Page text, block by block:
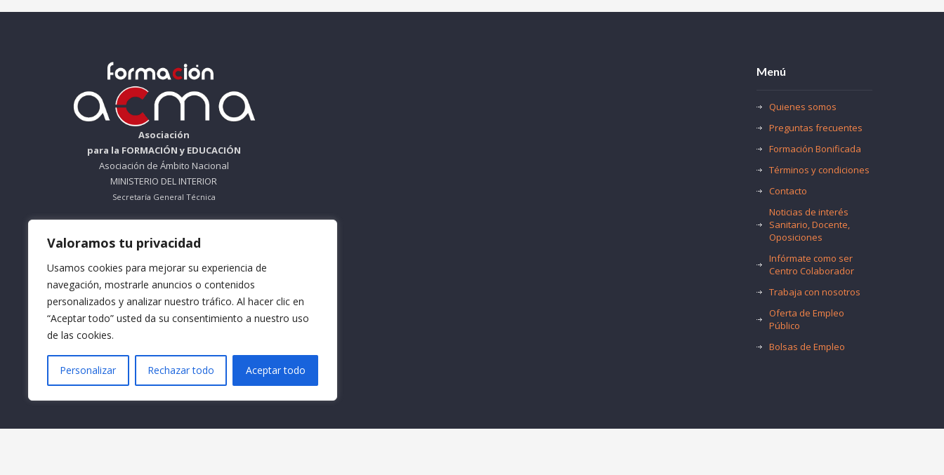
Valoramos tu privacidad
Usamos cookies para mejorar su experiencia de
navegación, mostrarle anuncios o contenidos
personalizados y analizar nuestro tráfico. Al hacer clic en
“Aceptar todo” usted da su consentimiento a nuestro uso
de las cookies.
Personalizar Rechazar todo Aceptar todo
Asociación
para la FORMACIÓN y EDUCACIÓN
Asociación de Ámbito Nacional
MINISTERIO DEL INTERIOR
Secretaría General Técnica
Nº Registro 612695
Teléfono: 953 56 83 66
Horario Mañana: De Lunes a Viernes
9:30 a 13:30
16:30 a 18:30
Menú
Quienes somos
Preguntas frecuentes
Formación Bonificada
Términos y condiciones
Contacto
Noticias de interés
Sanitario, Docente,
Oposiciones
Infórmate como ser
Centro Colaborador
Trabaja con nosotros
Oferta de Empleo
Público
Bolsas de Empleo